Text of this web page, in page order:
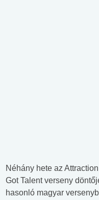
Néhány hete az
Got Talent verseny
hasonló magyar